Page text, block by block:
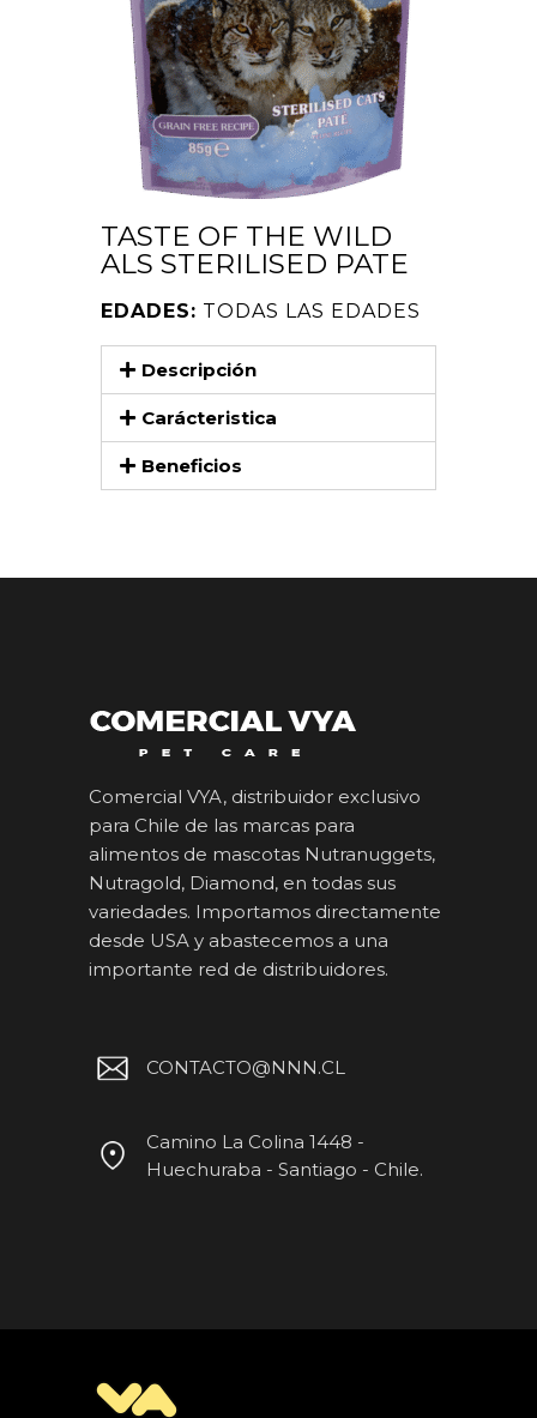
TASTE OF THE WILD
ALS STERILISED PATE
EDADES: TODAS LAS EDADES
Descripción
Carácteristica
Beneficios
Comercial VYA, distribuidor exclusivo
para Chile de las marcas para
alimentos de mascotas Nutranuggets,
Nutragold, Diamond, en todas sus
variedades. Importamos directamente
desde USA y abastecemos a una
importante red de distribuidores.
CONTACTO@NNN.CL
Camino La Colina 1448 -
Huechuraba - Santiago - Chile.